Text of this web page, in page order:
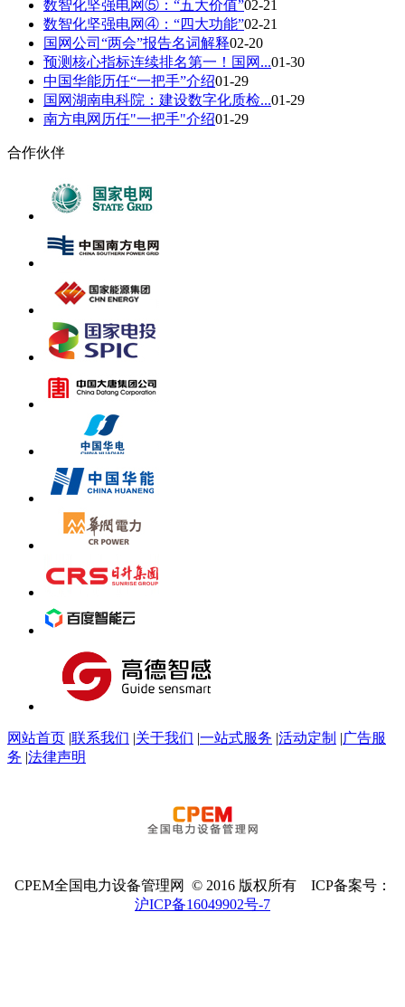
数智化坚强电网⑤：“五大价值”02-21
数智化坚强电网④：“四大功能”02-21
国网公司“两会”报告名词解释02-20
预测核心指标连续排名第一！国网...01-30
中国华能历任“一把手”介绍01-29
国网湖南电科院：建设数字化质检...01-29
南方电网历任"一把手"介绍01-29
合作伙伴
网站首页 |联系我们 |关于我们 |一站式服务 |活动定制 |广告服
务 |法律声明
CPEM全国电力设备管理网 © 2016 版权所有 ICP备案号：
沪ICP备16049902号-7